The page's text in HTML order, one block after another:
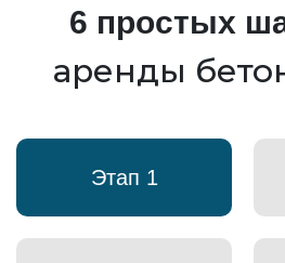
6 простых
аренды
Этап 1